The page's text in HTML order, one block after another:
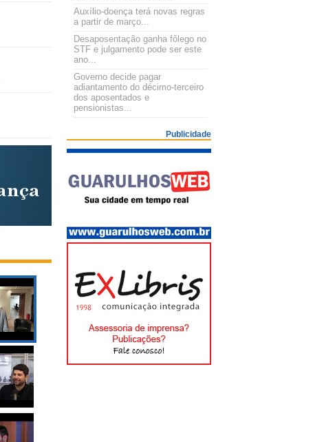
Auxílio-doença terá novas regras
a partir de março...
Desaposentação ganha fôlego no
STF e julgamento pode ser este
ano...
Governo decide pagar
adiantamento do décimo-terceiro
dos aposentados e
pensionistas...
Publicidade